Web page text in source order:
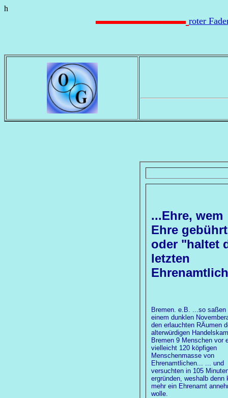
h
roter
...Ehre, wem
Ehre gebührt
oder "haltet
letzten
Bremen. e.B. ...so saßen
einem dunklen
den erlauchten RÄumen
alterwürdigen
Bremen 9 Menschen vor
vielleicht 120 köpfigen
Menschenmasse von
Ehrenamtlichen... ... und
versuchten in 105
ergründen, weshalb denn
mehr ein Ehrenamt
wolle.